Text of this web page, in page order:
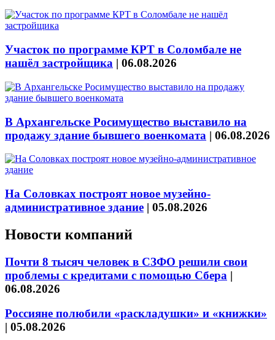
Участок по программе КРТ в Соломбале не
нашёл застройщика | 06.08.2026
В Архангельске Росимущество выставило на
продажу здание бывшего военкомата | 06.08.2026
На Соловках построят новое музейно-
административное здание | 05.08.2026
Новости компаний
Почти 8 тысяч человек в СЗФО решили свои
проблемы с кредитами с помощью Сбера |
06.08.2026
Россияне полюбили «раскладушки» и «книжки»
| 05.08.2026